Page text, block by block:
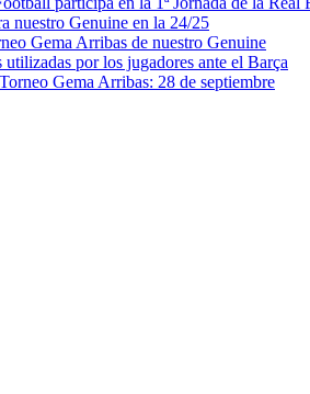
nuestro Genuine en la 24/25
Gema Arribas de nuestro Genuine
utilizadas por los jugadores ante el Barça
Gema Arribas: 28 de septiembre